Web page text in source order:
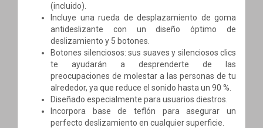
(incluido).
Incluye una rueda de desplazamiento de goma
antideslizante con un diseño óptimo de
deslizamiento y 5 botones.
Botones silenciosos: sus suaves y silenciosos clics
te ayudarán a desprenderte de las
preocupaciones de molestar a las personas de tu
alrededor, ya que reduce el sonido hasta un 90 %.
Diseñado especialmente para usuarios diestros.
Incorpora base de teflón para asegurar un
perfecto deslizamiento en cualquier superficie.